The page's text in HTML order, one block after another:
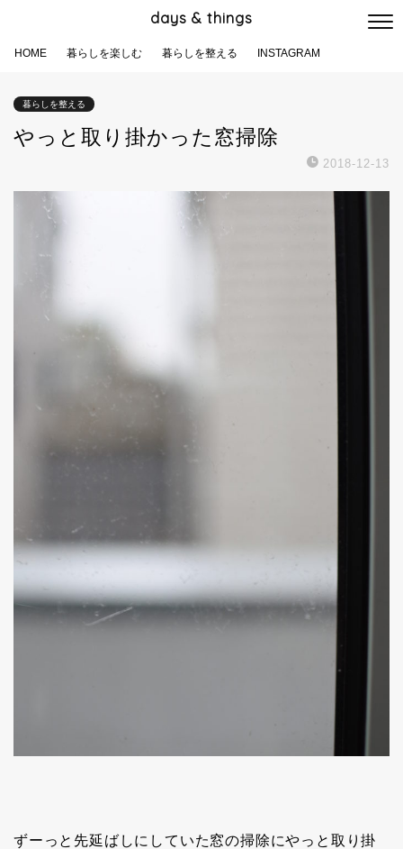
days & things
HOME 暮らしを楽しむ 暮らしを整える INSTAGRAM
暮らしを整える
やっと取り掛かった窓掃除
2018-12-13
ずーっと先延ばしにしていた窓の掃除にやっと取り掛